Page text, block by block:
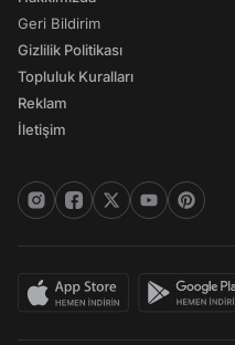
Geri Bildirim
Gizlilik Politikası
Topluluk Kuralları
Reklam
İletişim